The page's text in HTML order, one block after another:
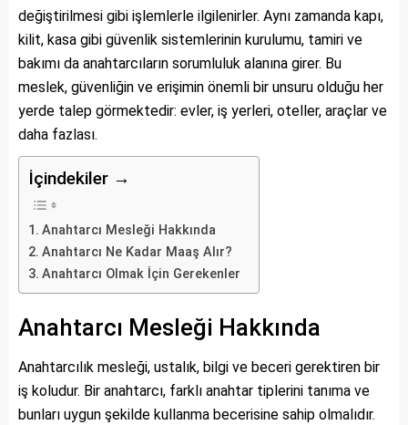
değiştirilmesi gibi işlemlerle ilgilenirler. Aynı zamanda kapı,
kilit, kasa gibi güvenlik sistemlerinin kurulumu, tamiri ve
bakımı da anahtarcıların sorumluluk alanına girer. Bu
meslek, güvenliğin ve erişimin önemli bir unsuru olduğu her
yerde talep görmektedir: evler, iş yerleri, oteller, araçlar ve
daha fazlası.
İçindekiler →
Anahtarcı Mesleği Hakkında
Anahtarcı Ne Kadar Maaş Alır?
Anahtarcı Olmak İçin Gerekenler
Anahtarcı Mesleği Hakkında
Anahtarcılık mesleği, ustalık, bilgi ve beceri gerektiren bir
iş koludur. Bir anahtarcı, farklı anahtar tiplerini tanıma ve
bunları uygun şekilde kullanma becerisine sahip olmalıdır.